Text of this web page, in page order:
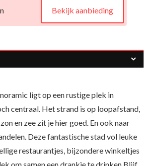
Bekijk aanbieding
ligt op een rustige plek in
centraal. Het strand is op loopafstand,
en zee zit je hier goed. En ook naar
Deze fantastische stad vol leuke
restaurantjes, bijzondere winkeltjes